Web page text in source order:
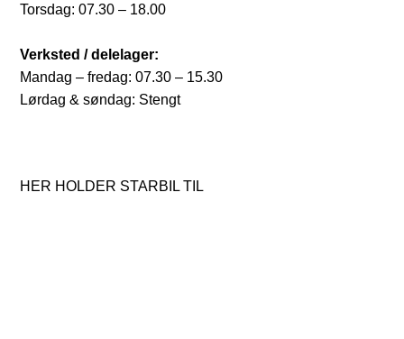
Torsdag: 07.30 – 18.00
Verksted / delelager:
Mandag – fredag: 07.30 – 15.30
Lørdag & søndag: Stengt
HER HOLDER STARBIL TIL